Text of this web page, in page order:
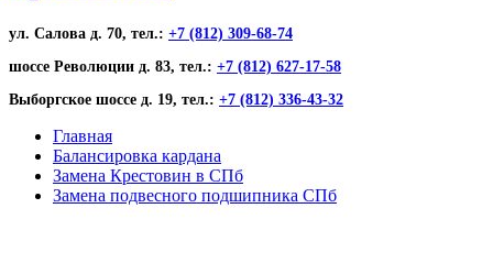
ул. Салова д. 70, тел.: +7 (812) 309-68-74
шоссе Революции д. 83, тел.: +7 (812) 627-17-58
Выборгское шоссе д. 19, тел.: +7 (812) 336-43-32
Главная
Балансировка кардана
Замена Крестовин в СПб
Замена подвесного подшипника СПб